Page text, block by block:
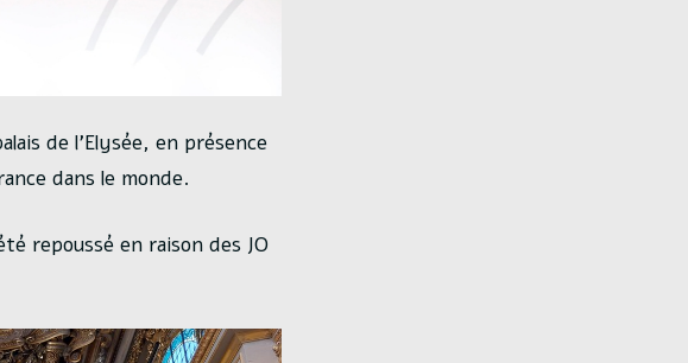
de l’Elysée, en présence
dans le monde.
repoussé en raison des JO